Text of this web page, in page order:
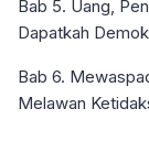
Bab 5. Uang,
Dapatkah
Bab 6.
Melawan